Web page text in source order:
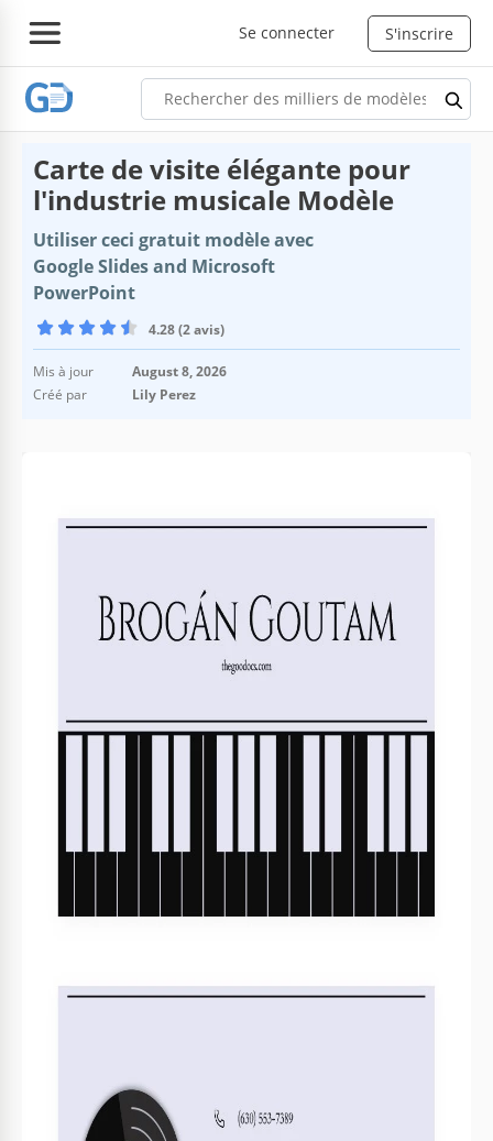
Se connecter S'inscrire
Carte de visite élégante pour
l'industrie musicale Modèle
Utiliser ceci gratuit modèle avec
Google Slides and Microsoft
PowerPoint
4.28 (2 avis)
Mis à jour
August 8, 2026
Créé par
Lily Perez